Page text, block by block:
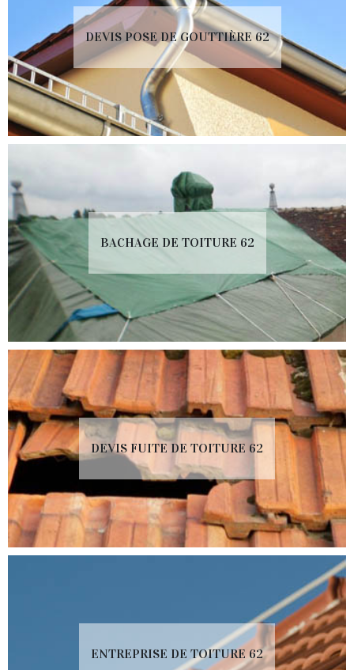
DEVIS POSE DE GOUTTIÈRE 62
BACHAGE DE TOITURE 62
DEVIS FUITE DE TOITURE 62
ENTREPRISE DE TOITURE 62